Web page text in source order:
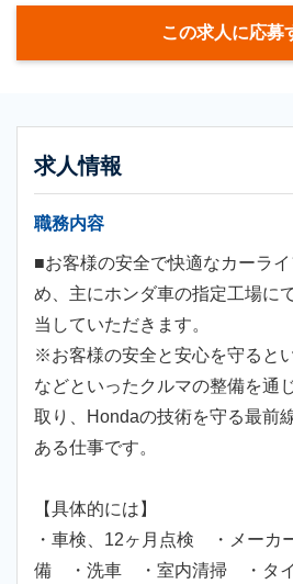
この求人に応募
求人情報
職務内容
■お客様の安全で快適なカーラ
め、主にホンダ車の指定工場に
当していただきます。
※お客様の安全と安心を守ると
などといったクルマの整備を通
取り、Hondaの技術を守る最前
ある仕事です。
【具体的には】
・車検、12ヶ月点検 ・メー
備 ・洗車 ・室内清掃 ・タイ